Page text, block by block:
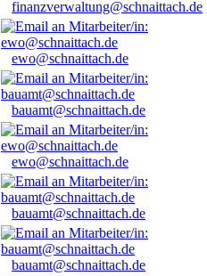
finanzverwaltung@schnaittach.de
ewo@schnaittach.de
bauamt@schnaittach.de
ewo@schnaittach.de
bauamt@schnaittach.de
bauamt@schnaittach.de